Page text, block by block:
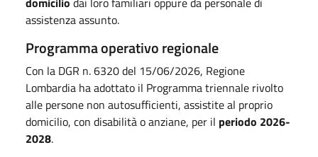
assistenza assunto.
Programma operativo regionale
Con la DGR n. 6320 del 15/06/2026, Regione
Lombardia ha adottato il Programma triennale rivolto
alle persone non autosufficienti, assistite al proprio
domicilio, con disabilità o anziane, per il periodo 2026-
2028.